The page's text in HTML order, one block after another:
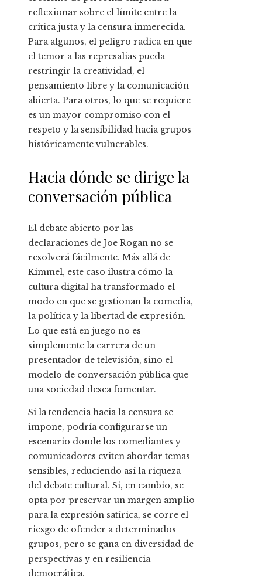
reflexionar sobre el límite entre la
crítica justa y la censura inmerecida.
Para algunos, el peligro radica en que
el temor a las represalias pueda
restringir la creatividad, el
pensamiento libre y la comunicación
abierta. Para otros, lo que se requiere
es un mayor compromiso con el
respeto y la sensibilidad hacia grupos
históricamente vulnerables.
Hacia dónde se dirige la
conversación pública
El debate abierto por las
declaraciones de Joe Rogan no se
resolverá fácilmente. Más allá de
Kimmel, este caso ilustra cómo la
cultura digital ha transformado el
modo en que se gestionan la comedia,
la política y la libertad de expresión.
Lo que está en juego no es
simplemente la carrera de un
presentador de televisión, sino el
modelo de conversación pública que
una sociedad desea fomentar.
Si la tendencia hacia la censura se
impone, podría configurarse un
escenario donde los comediantes y
comunicadores eviten abordar temas
sensibles, reduciendo así la riqueza
del debate cultural. Si, en cambio, se
opta por preservar un margen amplio
para la expresión satírica, se corre el
riesgo de ofender a determinados
grupos, pero se gana en diversidad de
perspectivas y en resiliencia
democrática.